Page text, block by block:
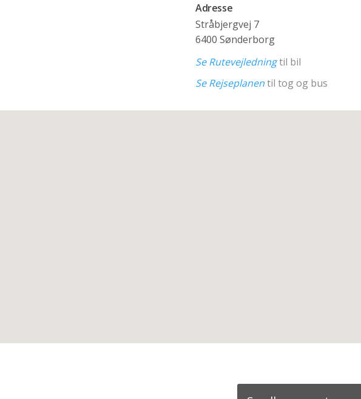
Adresse
Stråbjergvej 7
6400 Sønderborg
Se Rutevejledningtil bil
Se Rejseplanentil tog og bus